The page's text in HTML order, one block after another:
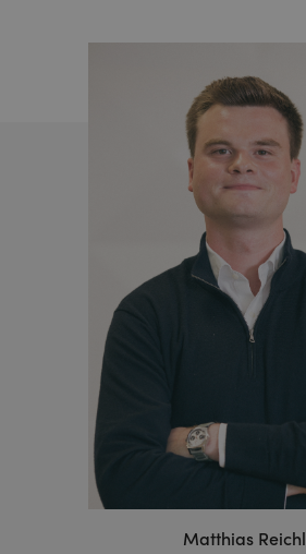
Matthias Reichl